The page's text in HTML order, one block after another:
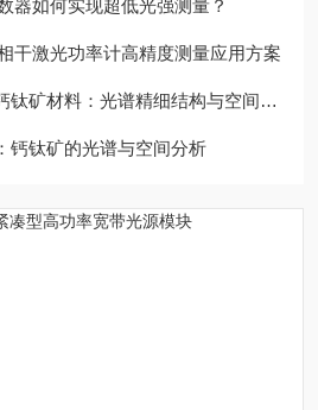
器如何实现超低光强测量？
干激光功率计高精度测量应用方案
材料：光谱精细结构与空间异质性
钙钛矿的光谱与空间分析